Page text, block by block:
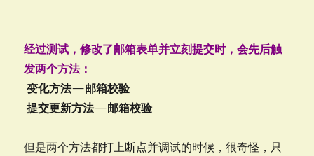
经过测试，修改了邮箱表单并立刻提交时，会先后触
发两个方法：
变化方法—邮箱校验
提交更新方法—邮箱校验
但是两个方法都打上断点并调试的时候，很奇怪，只